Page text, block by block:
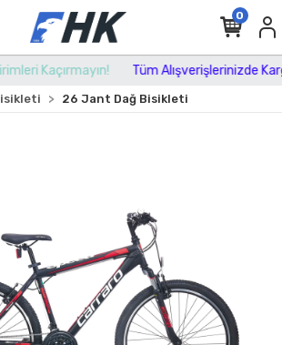
Kaçırmayın! Tüm Alışverişlerinizde
0
26 Jant Dağ Bisikleti